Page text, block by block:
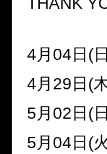
4月04日(
4月29日(
5月02日(
5月04日(